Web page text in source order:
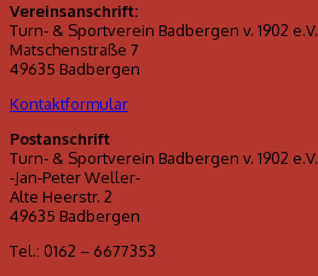
Vereinsanschrift:
Turn- & Sportverein Badbergen v. 1902 e.V.
Matschenstraße 7
49635 Badbergen
Kontaktformular
Postanschrift
Turn- & Sportverein Badbergen v. 1902 e.V.
-Jan-Peter Weller-
Alte Heerstr. 2
49635 Badbergen
Tel.: 0162 – 6677353